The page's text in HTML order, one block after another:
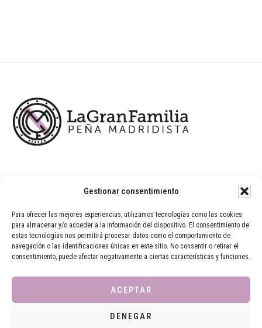
Gestionar consentimiento
Para ofrecer las mejores experiencias, utilizamos tecnologías como las cookies
para almacenar y/o acceder a la información del dispositivo. El consentimiento de
estas tecnologías nos permitirá procesar datos como el comportamiento de
navegación o las identificaciones únicas en este sitio. No consentir o retirar el
consentimiento, puede afectar negativamente a ciertas características y funciones.
ACEPTAR
DENEGAR
POLÍTICA DE PRIVACIDAD